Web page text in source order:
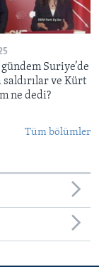
Suriye’de
saldırılar ve Kürt
ne dedi?
Tüm bölümler